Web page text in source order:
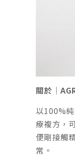
關於｜
以100%
療複方，
便剛接觸
常。